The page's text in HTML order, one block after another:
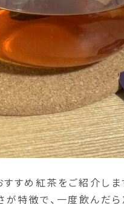
すめ紅茶をご紹介しま
が特徴で、一度飲んだ